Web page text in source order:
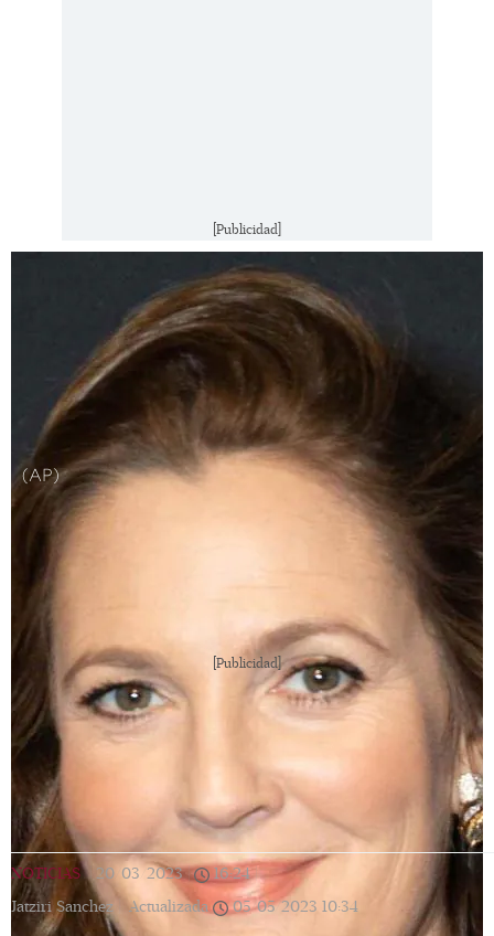
[Publicidad]
(AP)
[Publicidad]
NOTICIAS 20/03/2023 | 16:24 |
Jatziri Sanchez |
Actualizada 05/05/2023 10:34